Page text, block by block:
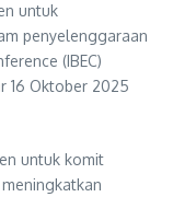
untuk
penyelenggaraan
(IBEC)
16 Oktober 2025
untuk komit